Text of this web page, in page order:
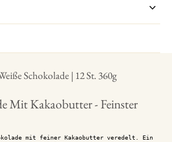
Schokolade | 12 St. 360g
Mit Kakaobutter - Feinster
mit feiner Kakaobutter veredelt. Ein